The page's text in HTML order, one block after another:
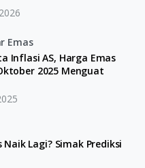
Emas
Inflasi AS, Harga Emas
2025 Menguat
Lagi? Simak Prediksi